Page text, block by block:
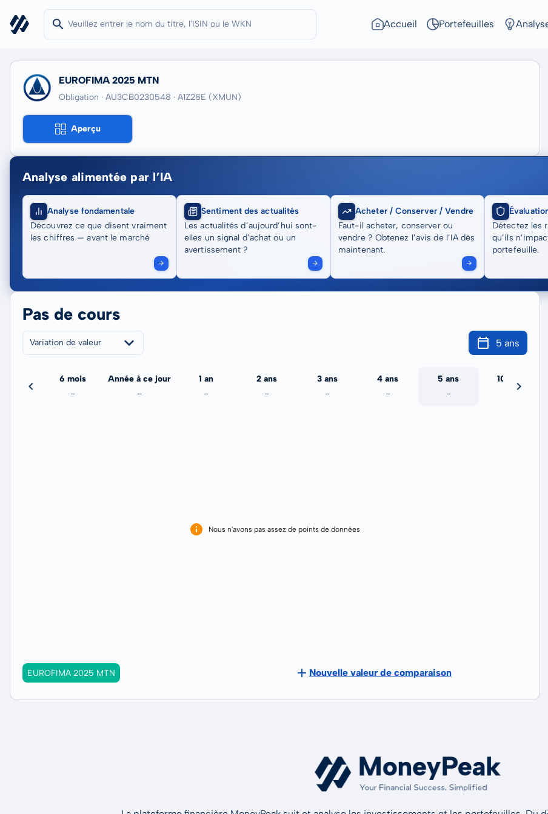
Accueil Portefeuilles
EUROFIMA 2025 MTN
Obligation · AU3CB0230548 · A1Z28E (XMUN)
Aperçu
Analyse alimentée par l’IA
Analyse fondamentale
Découvrez ce que disent vraiment
les chiffres — avant le marché
Sentiment des actualités
Les actualités d’aujourd’hui sont-
elles un signal d’achat ou un
avertissement ?
Acheter / Conserver / Vendre
Faut-il acheter, conserver ou
vendre ? Obtenez l’avis de l’IA dès
maintenant.
Détectez les
qu’ils
portefeuille.
Pas de cours
Variation de valeur 5 ans
6 mois
-
Année à ce jour
-
1 an
-
2 ans
-
3 ans
-
4 ans
-
5 ans
-
10 ans
Nous n'avons pas assez de points de données
EUROFIMA 2025 MTN Nouvelle valeur de comparaison